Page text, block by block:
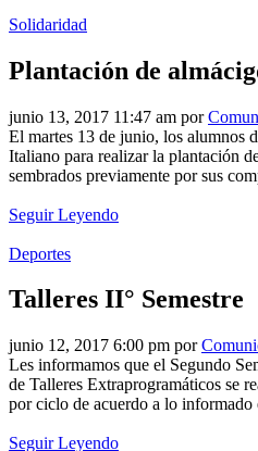
Solidaridad
Plantación de
junio 13, 2017 11:47 am por
El martes 13 de junio, los alumnos
Italiano para realizar la plantación
sembrados previamente por sus
Seguir Leyendo
Deportes
Talleres II° Semestre
junio 12, 2017 6:00 pm por
Les informamos que el Segundo
de Talleres Extraprogramáticos se
por ciclo de acuerdo a lo informado
Seguir Leyendo